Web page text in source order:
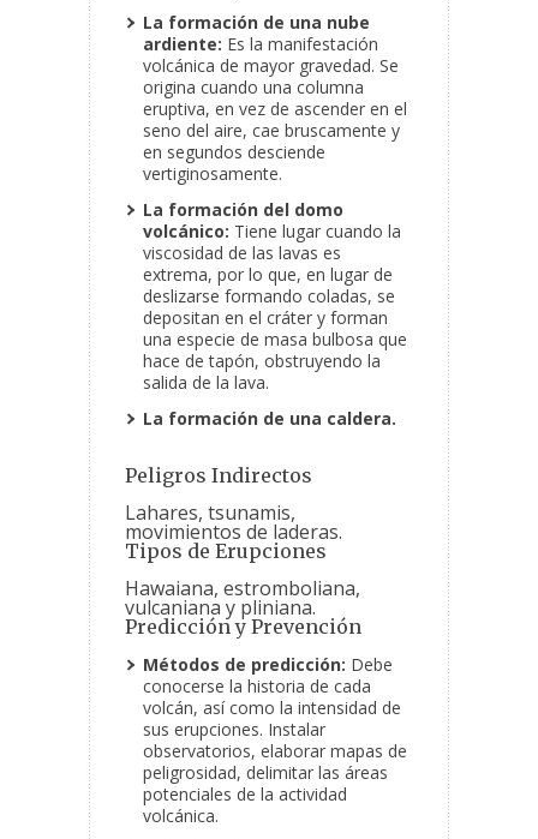
La formación de una nube
ardiente: Es la manifestación
volcánica de mayor gravedad. Se
origina cuando una columna
eruptiva, en vez de ascender en el
seno del aire, cae bruscamente y
en segundos desciende
vertiginosamente.
La formación del domo
volcánico: Tiene lugar cuando la
viscosidad de las lavas es
extrema, por lo que, en lugar de
deslizarse formando coladas, se
depositan en el cráter y forman
una especie de masa bulbosa que
hace de tapón, obstruyendo la
salida de la lava.
La formación de una caldera.
Peligros Indirectos
Lahares, tsunamis,
movimientos de laderas.
Tipos de Erupciones
Hawaiana, estromboliana,
vulcaniana y pliniana.
Predicción y Prevención
Métodos de predicción: Debe
conocerse la historia de cada
volcán, así como la intensidad de
sus erupciones. Instalar
observatorios, elaborar mapas de
peligrosidad, delimitar las áreas
potenciales de la actividad
volcánica.